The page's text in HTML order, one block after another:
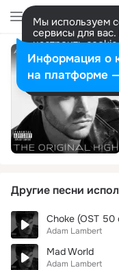
Мы используем
сервисы для
настроить
представитель.
Разрешить все
Другие песни
Choke (OST 50
Adam Lambert
Mad World
Adam Lambert
Информация о
на платформе